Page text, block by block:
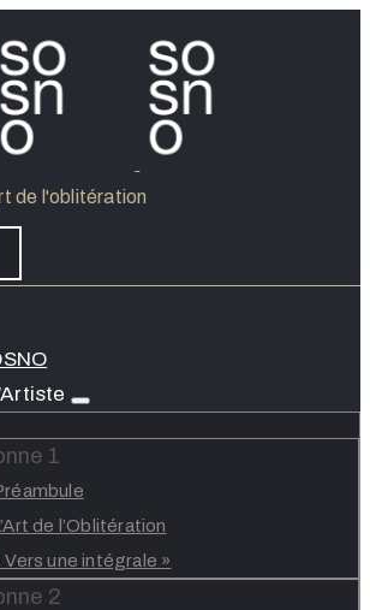
de l'oblitération
1
de l’Oblitération
Vers une intégrale »
2